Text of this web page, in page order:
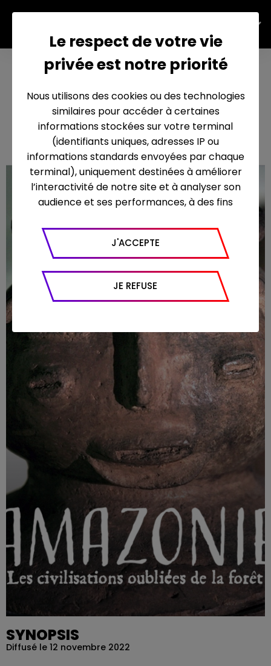
AMAZONIE - Les
civilisations
oubliées de la
forêt
SYNOPSIS
Diffusé le 12 novembre 2022
Le respect de votre vie
privée est notre priorité
Nous utilisons des cookies ou des technologies
similaires pour accéder à certaines
informations stockées sur votre terminal
(identifiants uniques, adresses IP ou
informations standards envoyées par chaque
terminal), uniquement destinées à améliorer
l’interactivité de notre site et à analyser son
audience et ses performances, à des fins
Google Analytics pour générer des rapports
sur le trafic (nombre de visites, temps passé
sur le site, nombre de pages vues en moyenne,
appareil et navigateur utilisé, emplacement
géographique), l’origine du trafic et la
J'ACCEPTE
JE REFUSE